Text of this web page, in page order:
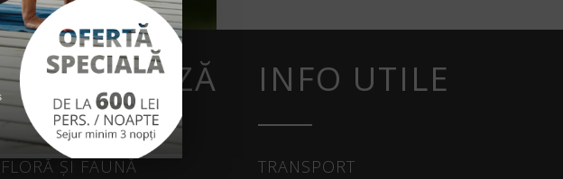
EXPLOREAZĂ
FLORĂ ȘI FAUNĂ
INFO UTILE
TRANSPORT